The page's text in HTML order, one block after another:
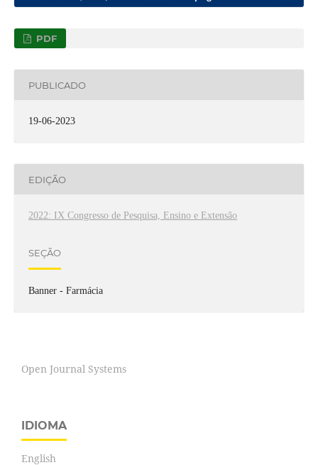
PDF
PUBLICADO
19-06-2023
EDIÇÃO
2022: IX Congresso de Pesquisa, Ensino e Extensão
SEÇÃO
Banner - Farmácia
Open Journal Systems
IDIOMA
English